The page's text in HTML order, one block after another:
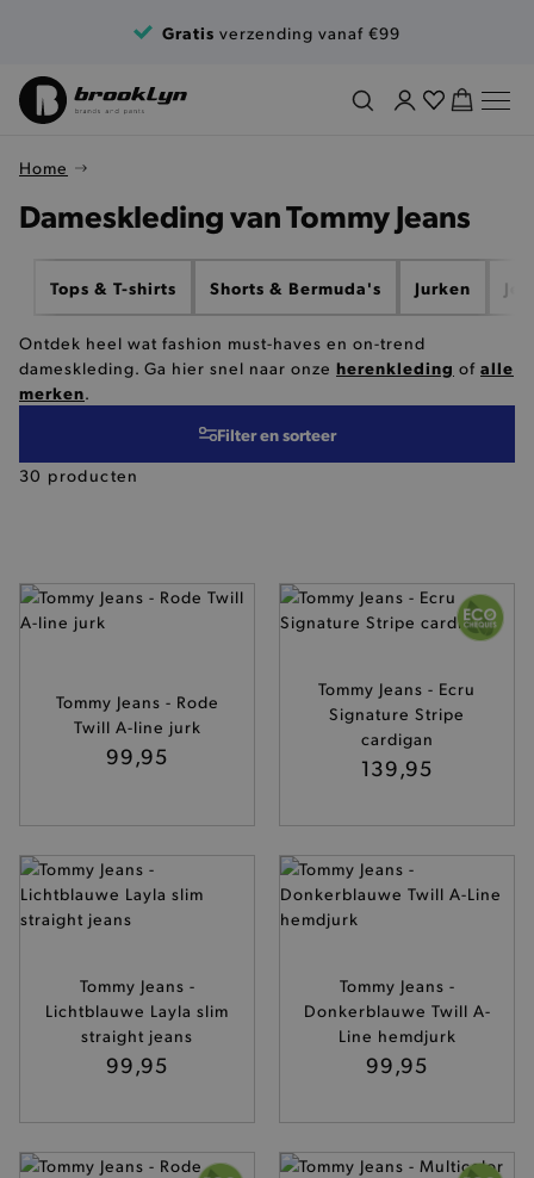
Gratis verzending vanaf €99
Home
Tops & T-shirts Shorts & Bermuda's Jurken
Ontdek heel wat fashion must-haves en on-trend
dameskleding. Ga hier snel naar onze herenkleding of alle
merken.
30 producten
Filter en sorteer
Tommy Jeans - Rode
Twill A-line jurk
99,95
Tommy Jeans - Ecru
Signature Stripe
cardigan
139,95
Tommy Jeans -
Lichtblauwe Layla slim
straight jeans
99,95
Tommy Jeans -
Donkerblauwe Twill A-
Line hemdjurk
99,95
Dameskleding van Tommy Jeans